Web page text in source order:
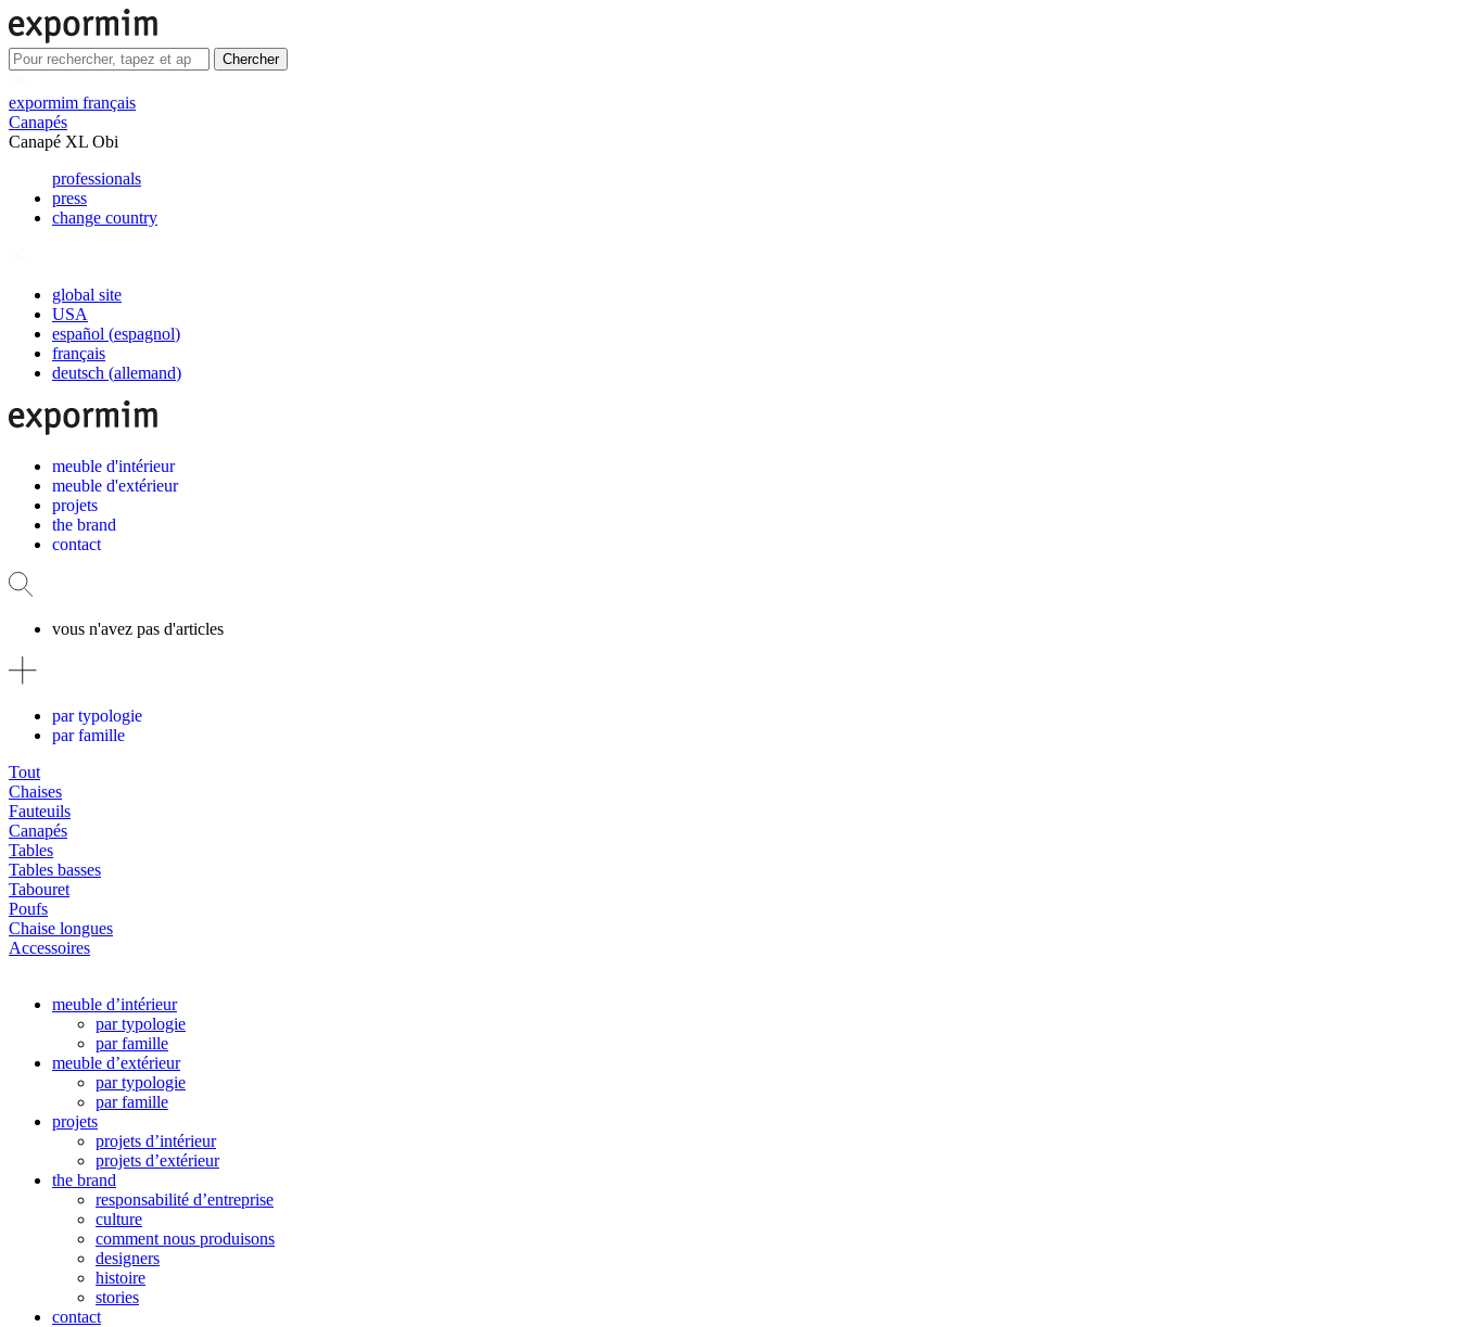
Chercher
expormim français
Canapés
Canapé XL Obi
professionals
press
change country
global site
USA
español (espagnol)
français
deutsch (allemand)
meuble d'intérieur
meuble d'extérieur
projets
the brand
contact
vous n'avez pas d'articles
par typologie
par famille
Tout
Chaises
Fauteuils
Canapés
Tables
Tables basses
Tabouret
Poufs
Chaise longues
Accessoires
meuble d’intérieur
par typologie
par famille
meuble d’extérieur
par typologie
par famille
projets
projets d’intérieur
projets d’extérieur
the brand
responsabilité d’entreprise
culture
comment nous produisons
designers
histoire
stories
contact